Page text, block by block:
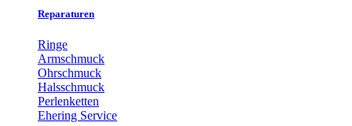
Reparaturen
Ringe
Armschmuck
Ohrschmuck
Halsschmuck
Perlenketten
Ehering Service